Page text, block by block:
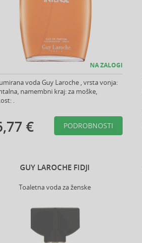
NA ZALOGI
voda Guy Laroche , vrsta vonja:
namembni kraj: za moške,
.
€ PODROBNOSTI
GUY LAROCHE FIDJI
Toaletna voda za ženske